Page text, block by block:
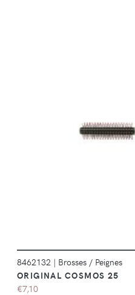
8462132 | Brosses / Peignes
ORIGINAL COSMOS 25
€7,10